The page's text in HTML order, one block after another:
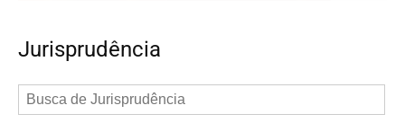
Jurisprudência